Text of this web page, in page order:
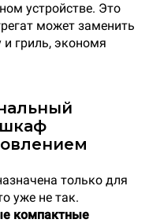
устройстве. Это
может заменить
гриль, экономя
только для
уже не так.
компактные